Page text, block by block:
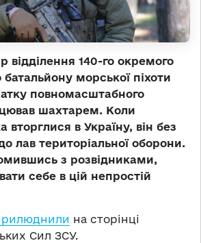
відділення 140-го окремого
батальйону морської піхоти
повномасштабного
шахтарем. Коли
вторглися в Україну, він без
лав територіальної оборони.
з розвідниками,
себе в цій непростій
на сторінці
Сил ЗСУ.